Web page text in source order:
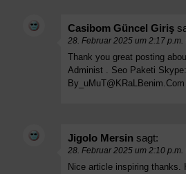
Casibom Güncel Giriş
28. Februar 2025 um 2:17 p.m.
Thank you great posting
Administ . Seo Paketi Skype:
By_uMuT@KRaLBenim.Com
Jigolo Mersin sagt:
28. Februar 2025 um 2:10 p.m.
Nice article inspiring thanks.